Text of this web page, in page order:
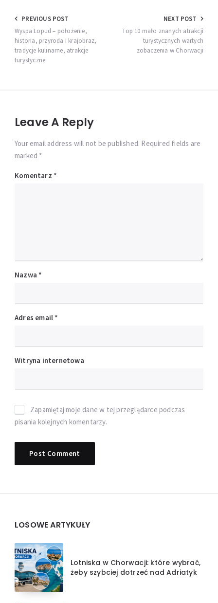
Nawigacja
wpisu
PREVIOUS POST
Wyspa Lopud – położenie,
historia, przyroda i krajobraz,
tradycje kulinarne, atrakcje
turystyczne
NEXT POST
Top 10 mało znanych atrakcji
turystycznych wartych
zobaczenia w Chorwacji
Leave A Reply
Your email address will not be published. Required fields are
marked *
Komentarz *
Nazwa *
Adres email *
Witryna internetowa
Zapamiętaj moje dane w tej przeglądarce podczas
pisania kolejnych komentarzy.
Widgets
LOSOWE ARTYKUŁY
Lotniska w Chorwacji: które wybrać,
żeby szybciej dotrzeć nad Adriatyk